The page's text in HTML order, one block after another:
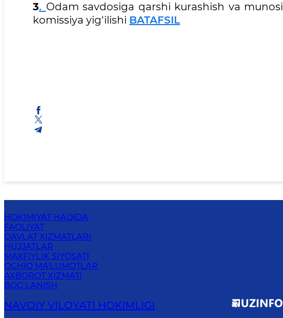
3. Odam savdosiga qarshi kurashish va
komissiya yig‘ilishi BATAFSIL
HOKIMIYAT HAQIDA
FAOLIYAT
DAVLAT XIZMATLARI
HUJJATLAR
MAXFIYLIK SIYOSATI
OCHIQ MA'LUMOTLAR
AXBOROT XIZMATI
BOG‘LANISH
NAVOIY VILОYATI HОKIMLIGI